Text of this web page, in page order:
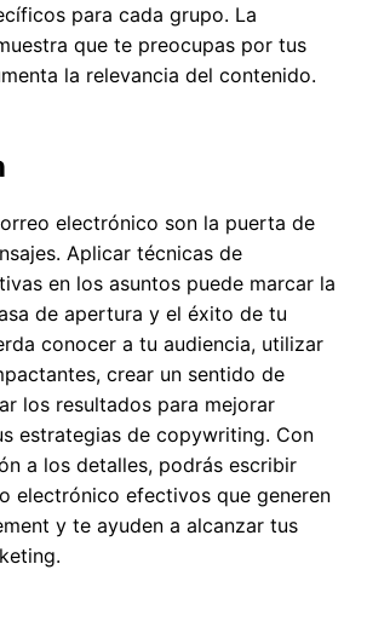
para cada grupo. La
que te preocupas por tus
la relevancia del contenido.
electrónico son la puerta de
Aplicar técnicas de
en los asuntos puede marcar la
de apertura y el éxito de tu
conocer a tu audiencia, utilizar
crear un sentido de
los resultados para mejorar
estrategias de copywriting. Con
a los detalles, podrás escribir
electrónico efectivos que generen
y te ayuden a alcanzar tus